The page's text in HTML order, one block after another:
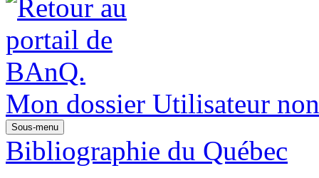
Mon dossier Utilisateur
Sous-menu
Bibliographie du Québec